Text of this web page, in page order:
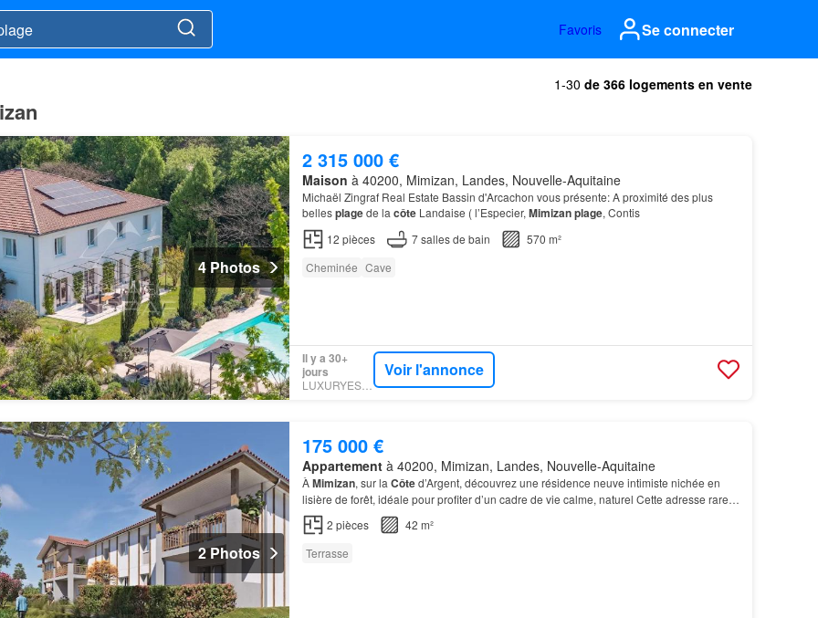
Favoris Se connecter
1-30 de 366 logements en vente
4 Photos
2 315 000 €
Maison à 40200, Mimizan, Landes, Nouvelle-Aquitaine
Michaël Zingraf Real Estate Bassin d'Arcachon vous présente: A proximité des plus
bellesplagede la côteLandaise ( l’Especier, Mimizanplage, Contis
12 pièces 7salles de bain
570 m²
Cheminée Cave
Il y a 30+
jours
LUXURYESTATE
Voir l'annonce
2 Photos
175 000 €
Appartementà 40200, Mimizan, Landes, Nouvelle-Aquitaine
ÀMimizan, sur la Côted’Argent, découvrez une résidence neuve intimiste nichée en
lisière de forêt, idéale pour profiter d’un cadre de vie calme, naturel Cette adresse rare
conjugue la sérénité des grands espaces landais ave…
2 pièces
42 m²
Terrasse